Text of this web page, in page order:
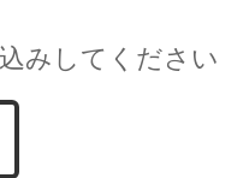
みしてください